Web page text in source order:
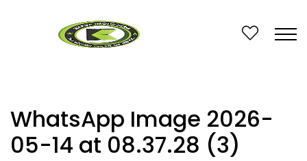
WhatsApp Image 2026-
05-14 at 08.37.28 (3)